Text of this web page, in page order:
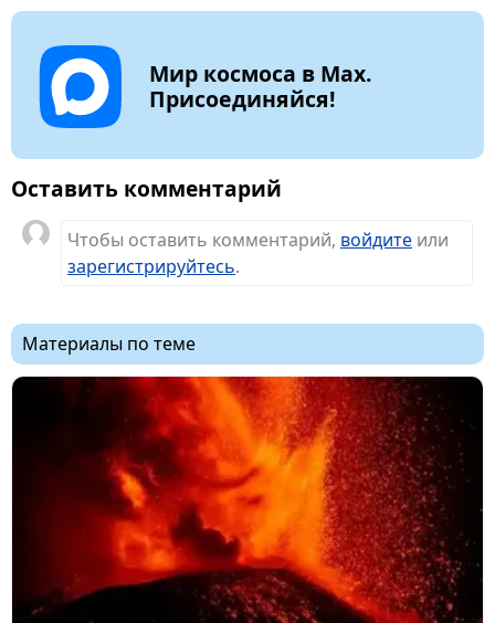
Мир космоса в Max.
Присоединяйся!
Оставить комментарий
Чтобы оставить комментарий, войдите или
зарегистрируйтесь.
Материалы по теме